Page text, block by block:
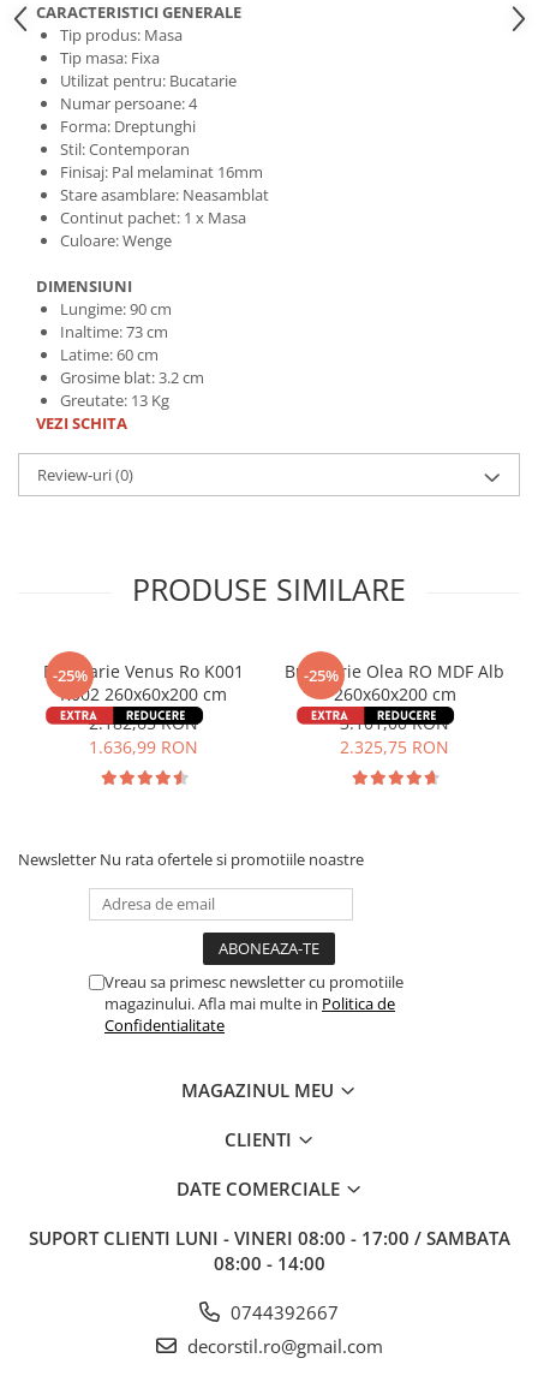
CARACTERISTICI GENERALE
Tip produs: Masa
Tip masa: Fixa
Utilizat pentru: Bucatarie
Numar persoane: 4
Forma: Dreptunghi
Stil: Contemporan
Finisaj: Pal melaminat 16mm
Stare asamblare: Neasamblat
Continut pachet: 1 x Masa
Culoare: Wenge
DIMENSIUNI
Lungime: 90 cm
Inaltime: 73 cm
Latime: 60 cm
Grosime blat: 3.2 cm
Greutate: 13 Kg
VEZI SCHITA
Review-uri(0)
PRODUSE SIMILARE
-25%
Bucatarie Venus Ro K001
K002 260x60x200 cm
2.182,65 RON
1.636,99 RON
-25%
Bucătărie Olea RO MDF Alb
260x60x200 cm
3.101,00 RON
2.325,75 RON
Newsletter Nu rata ofertele si promotiile noastre
Vreau sa primesc newsletter cu promotiile
magazinului. Afla mai multe in Politica de
Confidentialitate
MAGAZINUL MEU
CLIENTI
DATE COMERCIALE
SUPORT CLIENTI LUNI - VINERI 08:00 - 17:00 / SAMBATA
08:00 - 14:00
0744392667
decorstil.ro@gmail.com